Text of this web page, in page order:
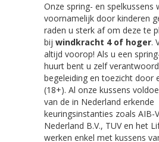
Onze spring- en spelkussens
voornamelijk door kinderen
raden u sterk af om deze te
bij windkracht 4 of hoger.
altijd voorop! Als u een
huurt bent u zelf
begeleiding en toezicht door
(18+). Al onze kussens
van de in Nederland erkende
keuringsinstanties zoals AIB-
Nederland B.V., TUV en het
werken enkel met kussens